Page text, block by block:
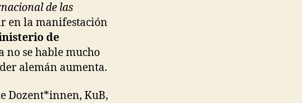
de las
en la manifestación
de
no se hable mucho
alemán aumenta.
Dozent*innen, KuB,